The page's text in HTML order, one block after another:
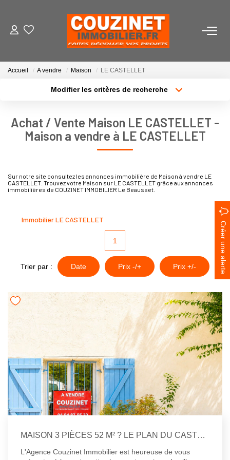
AGENCE
Notre Équipe
Nos Actualités
NOS BIENS VENDUS
Accueil A vendre Maison LE CASTELLET
Modifier les critères de recherche
Surface min Budget max
Achat / Vente Maison LE CASTELLET -
Maison a vendre à LE CASTELLET
Sur notre site consultez les annonces immobilière de Maison à vendre LE
CASTELLET. Trouvez votre Maison sur LE CASTELLET grâce aux annonces
immobilières de COUZINET IMMOBILIER Le Beausset.
Immobilier LE CASTELLET
Créer une alerte
1
Trier par : Date Prix -/+ Prix +/-
MAISON 3 PIÈCES 52 M² ? LE PLAN DU CASTELLET
L'Agence Couzinet Immobilier est heureuse de vous